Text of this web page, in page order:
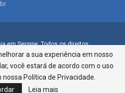
em Sergipe. Todos os direitos
Silveira 276, Bairro São José |
Fone: 79.2106.8000 - CI Centro de
LTDA
a sua experiência em nosso
você estará de acordo com o uso
Política de Privacidade.
Leia mais